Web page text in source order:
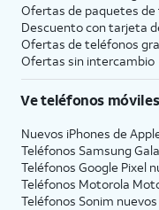
Ofertas de paquetes
Descuento con tarjeta
Ofertas de teléfonos
Ofertas sin intercambio
Ve teléfonos
Nuevos iPhones de
Teléfonos Samsung
Teléfonos Google Pixel
Teléfonos Motorola
Teléfonos Sonim nuevos